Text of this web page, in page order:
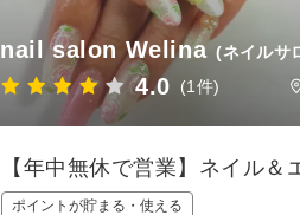
nail salon Welina (ネイルサ
4.0 (1件)
【年中無休で営業】ネイル
ポイントが貯まる・使える